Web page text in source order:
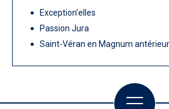
Exception’elles
Passion Jura
Saint-Véran en Magnum